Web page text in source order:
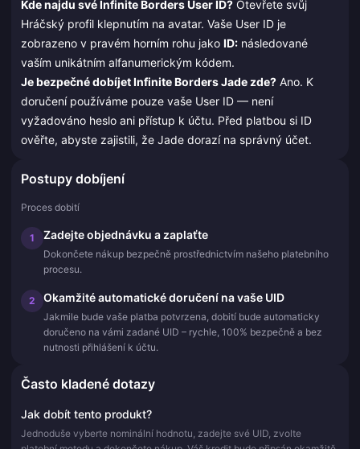
Kde najdu své Infinite Borders User ID? Otevřete svůj
Hráčský profil klepnutím na avatar. Vaše User ID je
zobrazeno v pravém horním rohu jako ID: následované
vaším unikátním alfanumerickým kódem.
Je bezpečné dobíjet Infinite Borders Jade zde? Ano. K
doručení používáme pouze vaše User ID — není
vyžadováno heslo ani přístup k účtu. Před platbou si ID
ověřte, abyste zajistili, že Jade dorazí na správný účet.
Postupy dobíjení
Proces dobití
1 Zadejte objednávku a zaplaťte
Dokončete nákup bezpečně prostřednictvím našeho platebního
procesu.
2 Okamžité automatické doručení na vaše UID
Jakmile bude vaše platba potvrzena, dobití bude automaticky
doručeno na vámi zadané UID – rychle, 100% bezpečně a bez
nutnosti přihlášení k účtu.
Často kladené dotazy
Jak dobít tento produkt?
Jednoduše vyberte nominální hodnotu, zadejte své UID, zvolte